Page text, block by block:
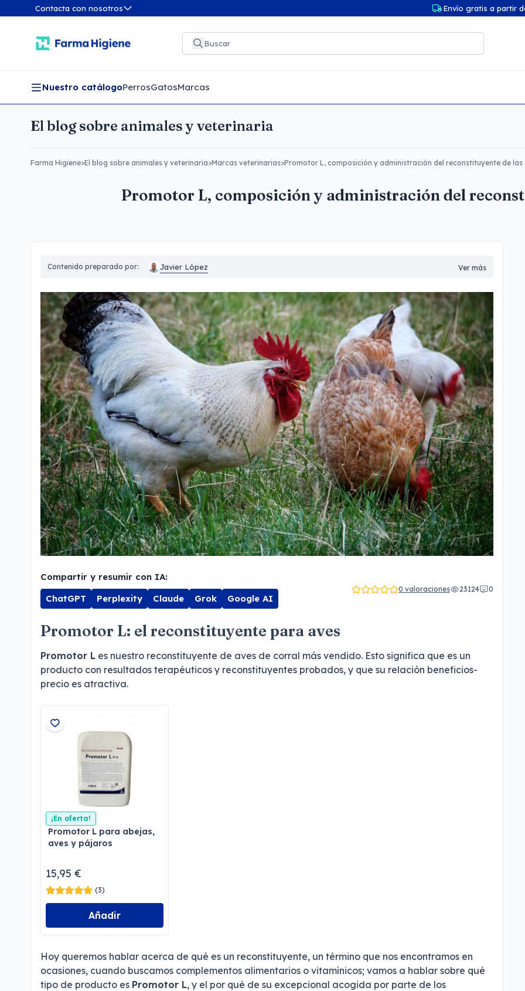
Contacta con nosotros Envío gratis a partir
Nuestro catálogoPerrosGatosMarcas
El blog sobre animales y veterinaria
Farma Higiene>El blog sobre animales y veterinaria>Marcas veterinarias>Promotor L, composición y administración del reconstituyente de las
Promotor L, composición y administración del
Contenido preparado por: Javier López Ver más
Compartir y resumir con IA:
ChatGPT
Perplexity Claude Grok Google AI
0 valoraciones 23124 0
Promotor L: el reconstituyente para aves
Promotor L es nuestro reconstituyente de aves de corral más vendido. Esto significa que es un
producto con resultados terapéuticos y reconstituyentes probados, y que su relación beneficios-
precio es atractiva.
¡En oferta!
Promotor L para abejas,
aves y pájaros
15,95 €
(3)
Añadir
Hoy queremos hablar acerca de qué es un reconstituyente, un término que nos encontramos en
ocasiones, cuando buscamos complementos alimentarios o vitamínicos; vamos a hablar sobre qué
tipo de producto es Promotor L, y el por qué de su excepcional acogida por parte de los